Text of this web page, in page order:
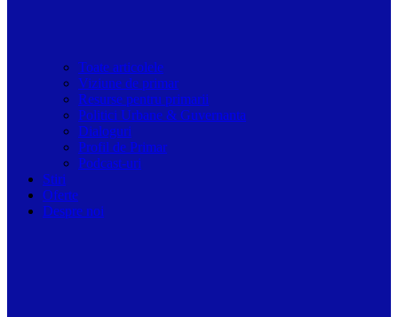
Toate articolele
Viziune de primar
Resurse pentru primarii
Politici Urbane & Guvernanta
Dialoguri
Profil de Primar
Podcast-uri
Stiri
Oferte
Despre noi